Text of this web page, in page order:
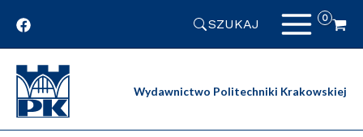
SZUKAJ
Wydawnictwo Politechniki Krakowskiej